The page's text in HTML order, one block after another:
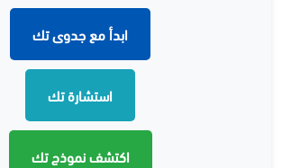
ابدأ مع جدوى تك
استشارة تك
اكتشف نموذج تك